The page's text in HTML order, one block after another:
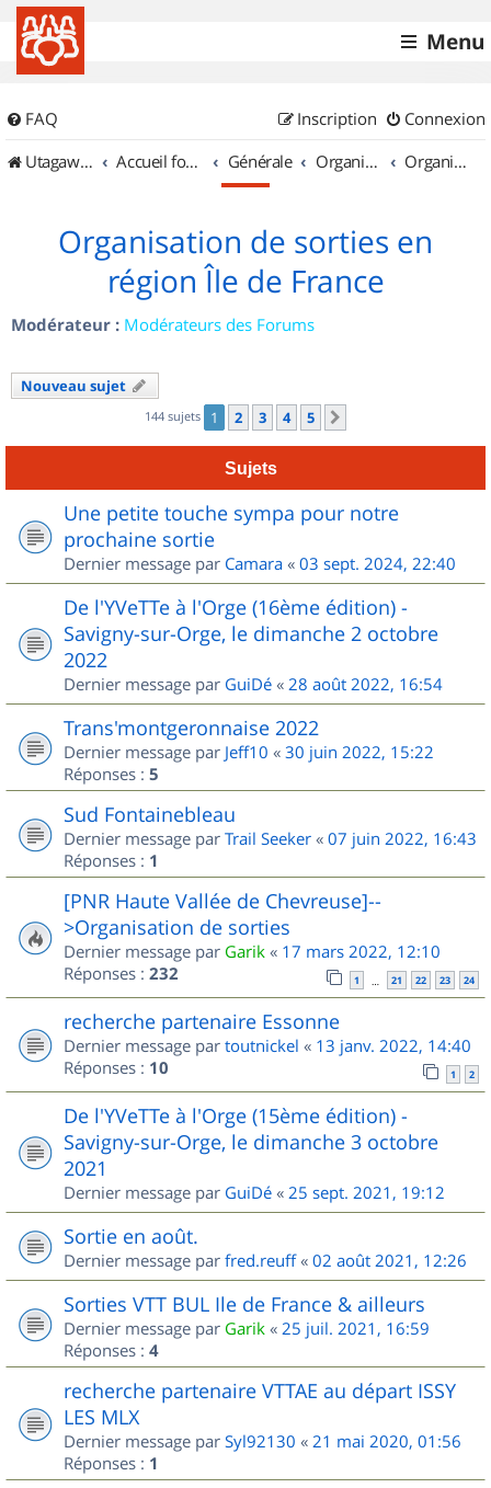
Menu
FAQ Connexion
Inscription
UtagawaVTT (Randos VTT et VTTAE avec traces GPS)
Accueil forum Générale Organisation de sorties & Recherche de partenaires Organisation de sorties en région Île de France
Organisation de sorties en
région Île de France
Modérateur : Modérateurs des Forums
Nouveau sujet
144 sujets 1 2 3 4 5
Sujets
Une petite touche sympa pour notre
prochaine sortie
Dernier message par Camara « 03 sept. 2024, 22:40
De l'YVeTTe à l'Orge (16ème édition) -
Savigny-sur-Orge, le dimanche 2 octobre
2022
Dernier message par GuiDé « 28 août 2022, 16:54
Trans'montgeronnaise 2022
Dernier message par Jeff10 « 30 juin 2022, 15:22
Réponses : 5
Sud Fontainebleau
Dernier message par Trail Seeker « 07 juin 2022, 16:43
Réponses : 1
[PNR Haute Vallée de Chevreuse]--
>Organisation de sorties
Dernier message par Garik « 17 mars 2022, 12:10
Réponses : 232 1 … 21 22 23 24
recherche partenaire Essonne
Dernier message par toutnickel « 13 janv. 2022, 14:40
Réponses : 10 1 2
De l'YVeTTe à l'Orge (15ème édition) -
Savigny-sur-Orge, le dimanche 3 octobre
2021
Dernier message par GuiDé « 25 sept. 2021, 19:12
Sortie en août.
Dernier message par fred.reuff« 02 août 2021, 12:26
Sorties VTT BUL Ile de France & ailleurs
Dernier message par Garik « 25 juil. 2021, 16:59
Réponses : 4
recherche partenaire VTTAE au départ ISSY
LES MLX
Dernier message par Syl92130 « 21 mai 2020, 01:56
Réponses : 1